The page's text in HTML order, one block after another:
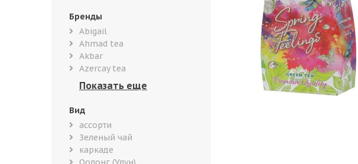
Бренды
Abigail
Ahmad tea
Akbar
Azercay tea
Вид
ассорти
Зеленый чай
каркаде